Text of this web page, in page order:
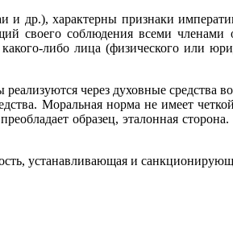
др.), характерны признаки
своего соблюдения всеми членами
либо лица (физического или
через духовные средства
Моральная норма не имеет
образец, эталонная
устанавливающая и